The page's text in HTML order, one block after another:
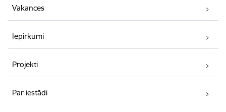
Vakances
Iepirkumi
Projekti
Par iestādi